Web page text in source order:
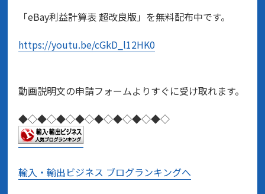
「eBay利益計算表 超改良版」を無料配布中です。
https://youtu.be/cGkD_l12HK0
動画説明文の申請フォームよりすぐに受け取れます。
◆◇◆◇◆◇◆◇◆◇◆◇◆◇◆◇
輸入・輸出ビジネス ブログランキングへ